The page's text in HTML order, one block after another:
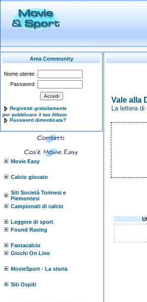
Area Community
Nome utente:
Password:
Registrati gratuitamente
per pubblicare il tuo Album
Password dimenticata?
Movie Easy
Calcio giocato
Siti Società Torinesi e
Piemontesi
Campionati di calcio
Leggere di sport
Found Rasing
Fantacalcio
Giochi On Line
MovieSport - La storia
Siti Ospiti
Vale alla
La lettera